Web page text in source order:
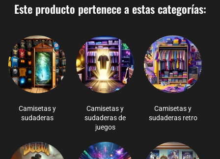
Este producto pertenece a estas categorías:
Camisetas y
sudaderas
Camisetas y
sudaderas de
juegos
Camisetas y
sudaderas retro